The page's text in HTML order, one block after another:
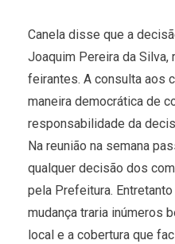
Canela disse que a
Joaquim Pereira da Silva,
feirantes. A consulta aos
maneira democrática de
responsabilidade da
Na reunião na semana
qualquer decisão dos
pela Prefeitura.
mudança traria inúmeros
local e a cobertura que